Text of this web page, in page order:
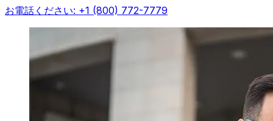
お電話ください: +1 (800) 772-7779